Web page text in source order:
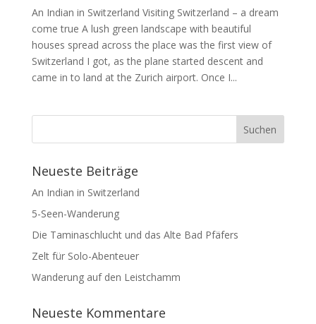
An Indian in Switzerland Visiting Switzerland – a dream
come true A lush green landscape with beautiful
houses spread across the place was the first view of
Switzerland I got, as the plane started descent and
came in to land at the Zurich airport. Once I...
Neueste Beiträge
An Indian in Switzerland
5-Seen-Wanderung
Die Taminaschlucht und das Alte Bad Pfäfers
Zelt für Solo-Abenteuer
Wanderung auf den Leistchamm
Neueste Kommentare